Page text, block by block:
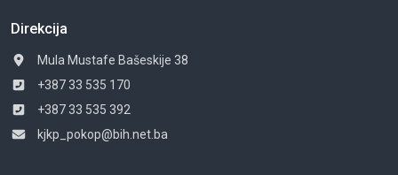
Direkcija
Mula Mustafe Bašeskije 38
+387 33 535 170
+387 33 535 392
kjkp_pokop@bih.net.ba